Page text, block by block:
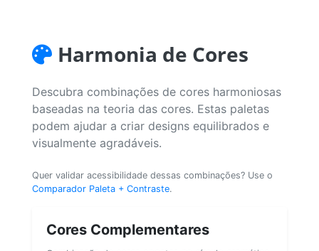
Harmonia de Cores
Descubra combinações de cores harmoniosas
baseadas na teoria das cores. Estas paletas
podem ajudar a criar designs equilibrados e
visualmente agradáveis.
Quer validar acessibilidade dessas combinações? Use o
Comparador Paleta + Contraste.
Cores Complementares